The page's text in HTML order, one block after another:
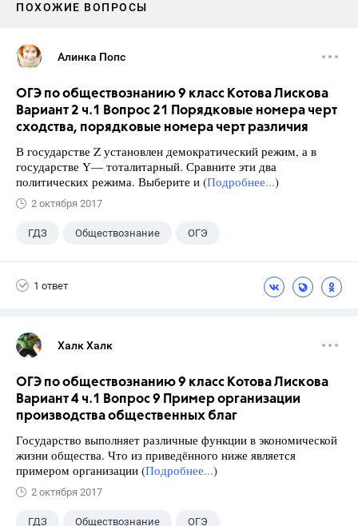
ПОХОЖИЕ ВОПРОСЫ
Алинка Попс
ОГЭ по обществознанию 9 класс Котова Лискова
Вариант 2 ч.1 Вопрос 21 Порядковые номера черт
сходства, порядковые номера черт различия
В государстве Z установлен демократический режим, а в
государстве Y— тоталитарный. Сравните эти два
политических режима. Выберите и (Подробнее...)
2 октября 2017
ГДЗ Обществознание ОГЭ
1 ответ
Халк Халк
ОГЭ по обществознанию 9 класс Котова Лискова
Вариант 4 ч.1 Вопрос 9 Пример организации
производства общественных благ
Государство выполняет различные функции в экономической
жизни общества. Что из приведённого ниже является
примером организации (Подробнее...)
2 октября 2017
ГДЗ Обществознание ОГЭ